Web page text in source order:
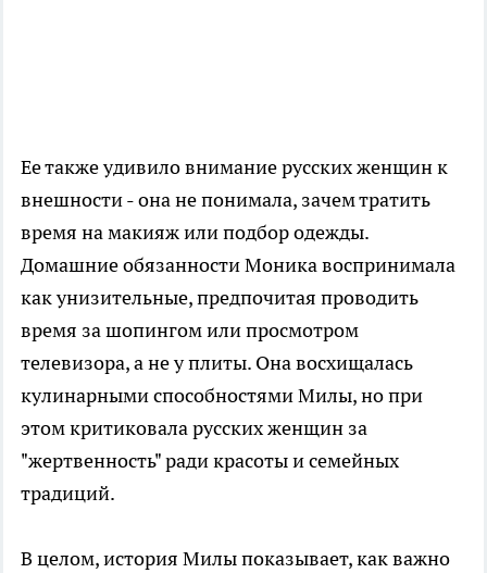
Ее также удивило внимание русских женщин к
внешности - она не понимала, зачем тратить
время на макияж или подбор одежды.
Домашние обязанности Моника воспринимала
как унизительные, предпочитая проводить
время за шопингом или просмотром
телевизора, а не у плиты. Она восхищалась
кулинарными способностями Милы, но при
этом критиковала русских женщин за
"жертвенность" ради красоты и семейных
традиций.
В целом, история Милы показывает, как важно